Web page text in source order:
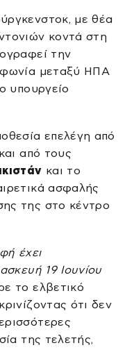
με θέα
κοντά στη
την
μεταξύ ΗΠΑ
υπουργείο
επελέγη από
από τους
και το
ασφαλής
της στο κέντρο
έχει
19 Ιουνίου
το ελβετικό
ότι δεν
της τελετής,